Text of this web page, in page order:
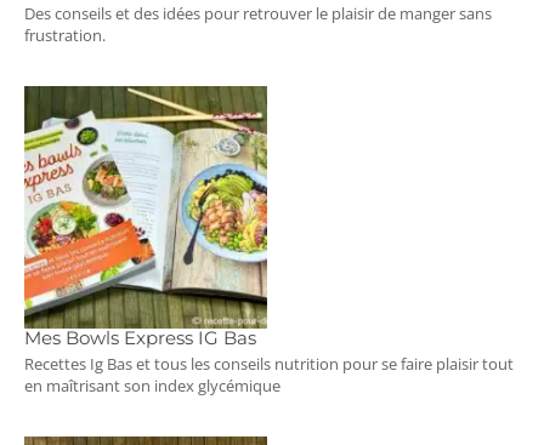
Des conseils et des idées pour retrouver le plaisir de manger sans
frustration.
Mes Bowls Express IG Bas
Recettes Ig Bas et tous les conseils nutrition pour se faire plaisir tout
en maîtrisant son index glycémique